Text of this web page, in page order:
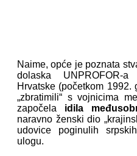
Naime, opće je poznata
dolaska UNPROFOR-
Hrvatske (početkom
„zbratimili“ s vojnicima
započela idila
naravno ženski dio
udovice poginulih
ulogu.